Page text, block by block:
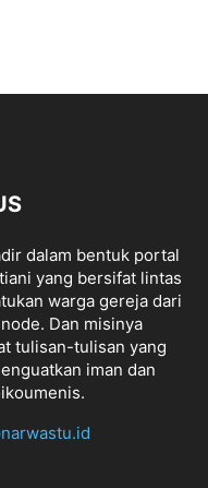
dalam bentuk portal
yang bersifat lintas
warga gereja dari
Dan misinya
tulisan-tulisan yang
iman dan